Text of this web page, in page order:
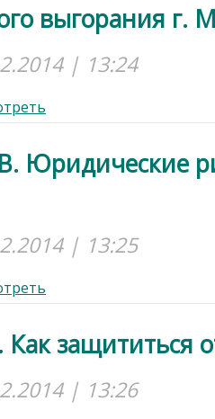
выгорания г.
| 13:24
Юридические
| 13:25
защититься
| 13:26